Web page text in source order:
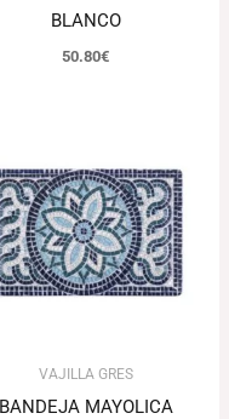
BLANCO
50.80€
VAJILLA GRES
BANDEJA MAYOLICA
precios:
desde
51.48€
hasta
107.14€